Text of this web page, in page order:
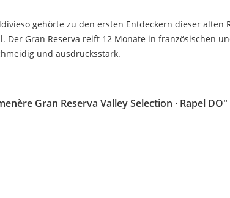
gehörte zu den ersten Entdeckern dieser alten
Der Gran Reserva reift 12 Monate in französischen
und ausdrucksstark.
Gran Reserva Valley Selection · Rapel DO"